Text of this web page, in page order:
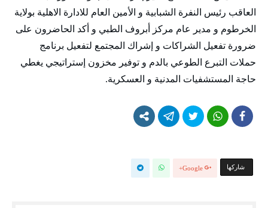
العاقب رئيس النفرة الشبابية و الأمين العام للادارة الاهلية بولاية
الخرطوم و مدير عام مركز أبروف الطبي و أكد الحاضرون على
ضرورة تفعيل الشراكات و إشراك المجتمع لتفعيل برنامج
حملات التبرع الطوعي بالدم و توفير مخزون إستراتيجي يغطي
حاجة المستشفيات المدنية و العسكرية.
‫‫ شاركها‬ Google+